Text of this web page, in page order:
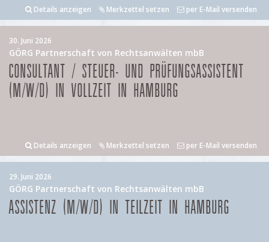
Details anzeigen Merkzettel setzen per E-Mail versenden
30. Juni 2026
GÖRG Partnerschaft von Rechtsanwälten mbB
CONSULTANT / STEUER- UND PRÜFUNGSASSISTENT
(M/W/D) IN VOLLZEIT IN HAMBURG
Details anzeigen Merkzettel setzen per E-Mail versenden
29. Juni 2026
GÖRG Partnerschaft von Rechtsanwälten mbB
ASSISTENZ (M/W/D) IN TEILZEIT IN HAMBURG